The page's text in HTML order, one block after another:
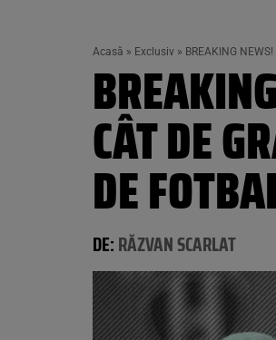
Acasă » Exclusiv » BREAKING
CÂT DE
DE
DE:RĂZVAN SCARLAT